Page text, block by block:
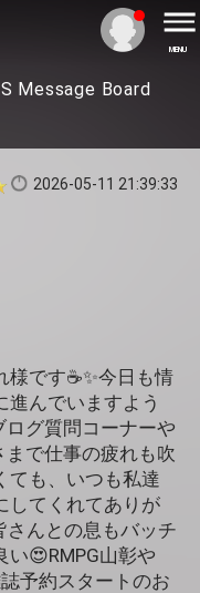
MENU
Message Board
2026-05-11 21:39:33
様です☕️✨️今日も情
進んでいますよう
ログ質問コーナーや
まで仕事の疲れも吹
ても、いつも私達
してくれてありが
さんとの息もバッチ
い😍RMPG山彰や
予約スタートのお